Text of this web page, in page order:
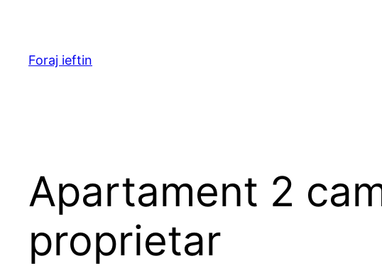
content
Foraj ieftin
Apartament 2
proprietar